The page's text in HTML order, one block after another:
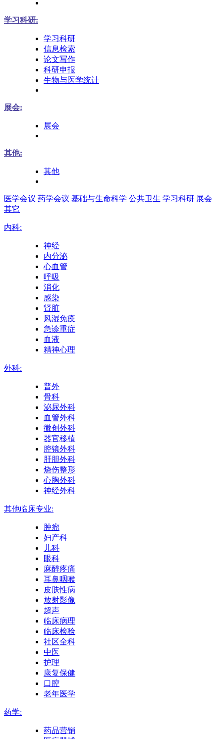
学习科研:
学习科研
信息检索
论文写作
科研申报
生物与医学统计
展会:
展会
其他:
其他
医学会议 药学会议 基础与生命科学 公共卫生 学习科研 展会
其它
内科:
神经
内分泌
心血管
呼吸
消化
感染
肾脏
风湿免疫
急诊重症
血液
精神心理
外科:
普外
骨科
泌尿外科
血管外科
微创外科
器官移植
腔镜外科
肝胆外科
烧伤整形
心胸外科
神经外科
其他临床专业:
肿瘤
妇产科
儿科
眼科
麻醉疼痛
耳鼻咽喉
皮肤性病
放射影像
超声
临床病理
临床检验
社区全科
中医
护理
康复保健
口腔
老年医学
药学:
药品营销